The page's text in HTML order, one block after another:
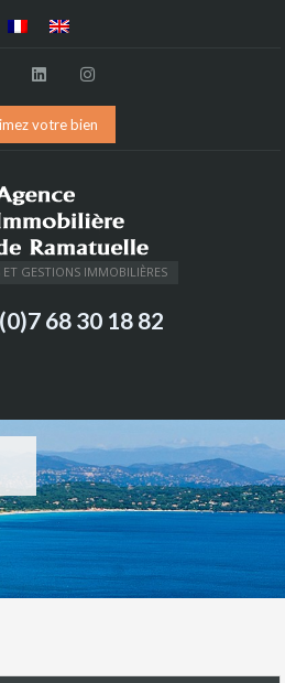
votre bien
GESTIONS IMMOBILIÈRES
68 30 18 82